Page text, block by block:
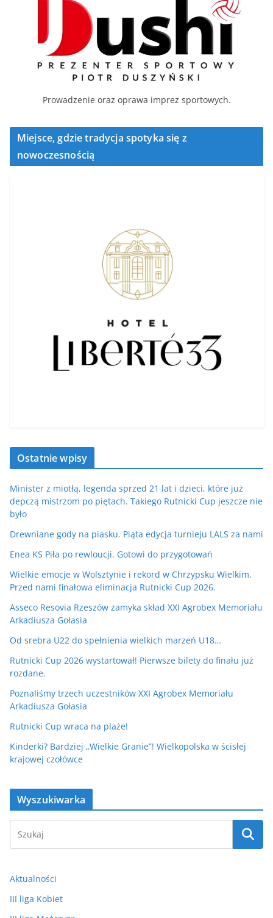
Prowadzenie oraz oprawa imprez sportowych.
Miejsce, gdzie tradycja spotyka się z
nowoczesnością
Ostatnie wpisy
Minister z miotłą, legenda sprzed 21 lat i dzieci, które już
depczą mistrzom po piętach. Takiego Rutnicki Cup jeszcze nie
było
Drewniane gody na piasku. Piąta edycja turnieju LALS za nami
Enea KS Piła po rewloucji. Gotowi do przygotowań
Wielkie emocje w Wolsztynie i rekord w Chrzypsku Wielkim.
Przed nami finałowa eliminacja Rutnicki Cup 2026.
Asseco Resovia Rzeszów zamyka skład XXI Agrobex Memoriału
Arkadiusza Gołasia
Od srebra U22 do spełnienia wielkich marzeń U18…
Rutnicki Cup 2026 wystartował! Pierwsze bilety do finału już
rozdane.
Poznaliśmy trzech uczestników XXI Agrobex Memoriału
Arkadiusza Gołasia
Rutnicki Cup wraca na plaże!
Kinderki? Bardziej „Wielkie Granie”! Wielkopolska w ścisłej
krajowej czołówce
Wyszukiwarka
Aktualności
III liga Kobiet